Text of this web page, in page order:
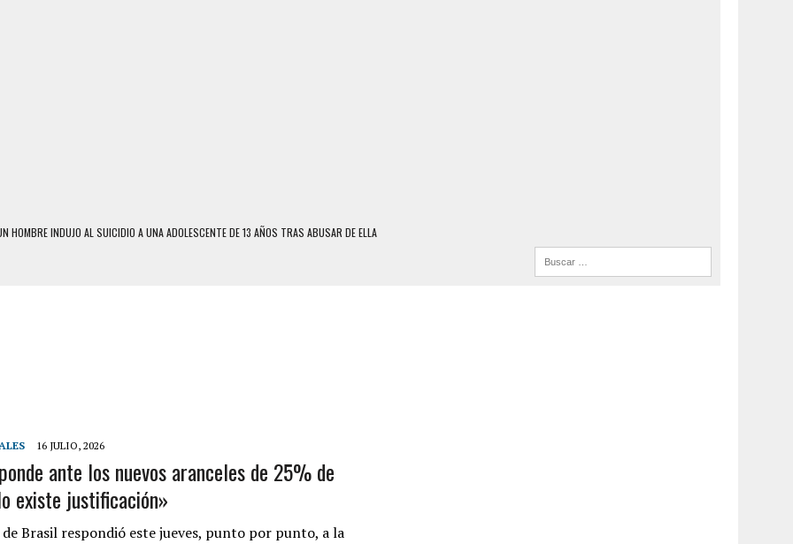
HOMBRE INDUJO AL SUICIDIO A UNA ADOLESCENTE DE 13 AÑOS TRAS ABUSAR DE ELLA
LA CASA SE INUNDABA
MURIÓ A MANOS DE VARIOS DE ELLOS EN MATURÍN
HALLARON EL CUERPO DENTRO DE SU CASA
SER ACOSADA Y ABUSADA POR LA PAREJA DE SU ABUELA
ADOLESCENTE VENEZOLANA EN REUNIÓN CON AMIGOS
DESENCADENÓ TRAGEDIA FAMILIAR
16 JULIO, 2026
ante los nuevos aranceles de 25% de
existe justificación»
Brasil respondió este jueves, punto por punto, a la